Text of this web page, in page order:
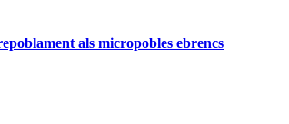
als micropobles ebrencs